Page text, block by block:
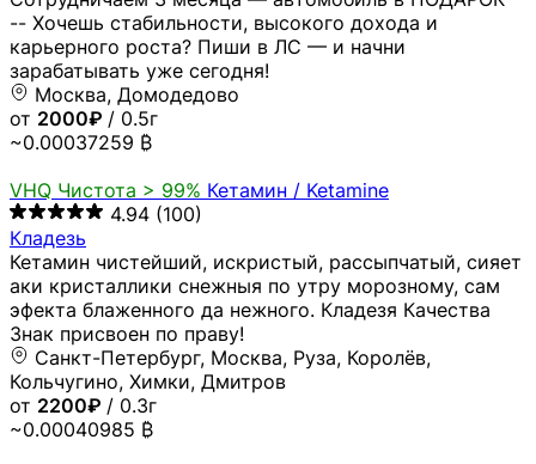
-- Хочешь стабильности, высокого дохода и
карьерного роста? Пиши в ЛС — и начни
зарабатывать уже сегодня!
Москва, Домодедово
от 2000₽ / 0.5г
~0.00037259 ₿
VHQ Чистота > 99% Кетамин / Ketamine
4.94 (100)
Кладезь
Кетамин чистейший, искристый, рассыпчатый, сияет
аки кристаллики снежныя по утру морозному, сам
эфекта блаженного да нежного. Кладезя Качества
Знак присвоен по праву!
Санкт-Петербург, Москва, Руза, Королёв,
Кольчугино, Химки, Дмитров
от 2200₽ / 0.3г
~0.00040985 ₿